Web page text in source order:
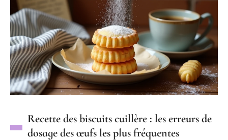
Recette des biscuits cuillère : les erreurs de
dosage des œufs les plus fréquentes